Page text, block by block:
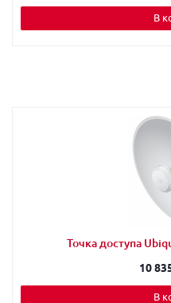
В
Точка доступа
10
В